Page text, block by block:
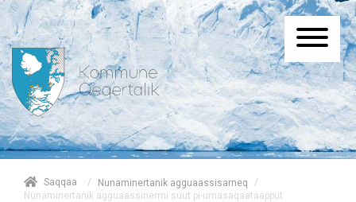
Saqqaa / Nunaminertanik agguaassisarneq
/
Nunaminertanik agguaassinermi suut pi-umasaqaataapput